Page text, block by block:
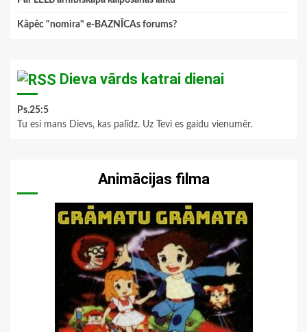
Kāpēc "nomira" e-BAZNĪCAs forums?
Dieva vārds katrai dienai
Ps.25:5
Tu esi mans Dievs, kas palīdz. Uz Tevi es gaidu vienumēr.
Animācijas filma